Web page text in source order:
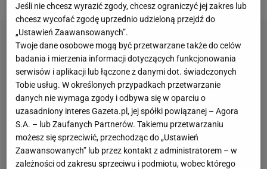
Jeśli nie chcesz wyrazić zgody, chcesz ograniczyć jej zakres lub
chcesz wycofać zgodę uprzednio udzieloną przejdź do
„Ustawień Zaawansowanych”.
Twoje dane osobowe mogą być przetwarzane także do celów
badania i mierzenia informacji dotyczących funkcjonowania
serwisów i aplikacji lub łączone z danymi dot. świadczonych
Tobie usług. W określonych przypadkach przetwarzanie
danych nie wymaga zgody i odbywa się w oparciu o
uzasadniony interes Gazeta.pl, jej spółki powiązanej – Agora
S.A. – lub Zaufanych Partnerów. Takiemu przetwarzaniu
możesz się sprzeciwić, przechodząc do „Ustawień
Zaawansowanych” lub przez kontakt z administratorem – w
zależności od zakresu sprzeciwu i podmiotu, wobec którego